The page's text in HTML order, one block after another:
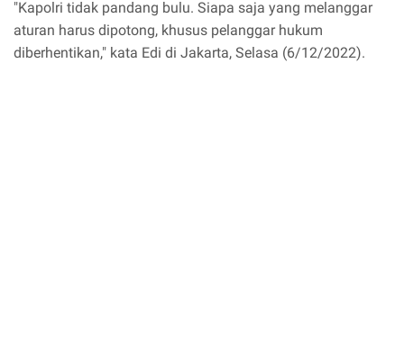
"Kapolri tidak pandang bulu. Siapa saja yang melanggar
aturan harus dipotong, khusus pelanggar hukum
diberhentikan," kata Edi di Jakarta, Selasa (6/12/2022).